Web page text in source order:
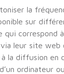
la
sur
correspond
leur site web
la diffusion en
ordinateur